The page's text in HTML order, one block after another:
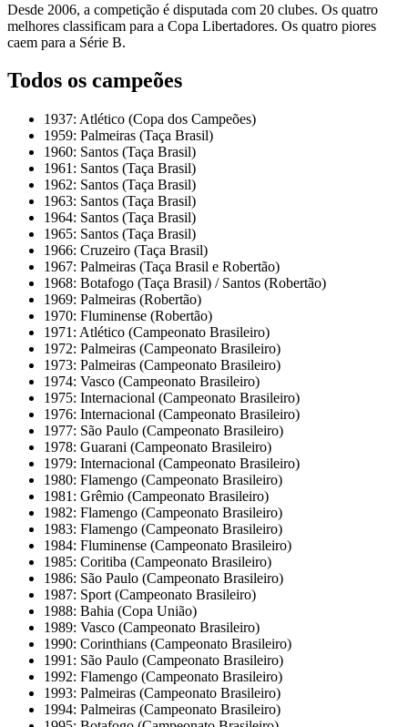
Desde 2006, a competição é disputada com 20 clubes. Os quatro
melhores classificam para a Copa Libertadores. Os quatro piores
caem para a Série B.
Todos os campeões
1937: Atlético (Copa dos Campeões)
1959: Palmeiras (Taça Brasil)
1960: Santos (Taça Brasil)
1961: Santos (Taça Brasil)
1962: Santos (Taça Brasil)
1963: Santos (Taça Brasil)
1964: Santos (Taça Brasil)
1965: Santos (Taça Brasil)
1966: Cruzeiro (Taça Brasil)
1967: Palmeiras (Taça Brasil e Robertão)
1968: Botafogo (Taça Brasil) / Santos (Robertão)
1969: Palmeiras (Robertão)
1970: Fluminense (Robertão)
1971: Atlético (Campeonato Brasileiro)
1972: Palmeiras (Campeonato Brasileiro)
1973: Palmeiras (Campeonato Brasileiro)
1974: Vasco (Campeonato Brasileiro)
1975: Internacional (Campeonato Brasileiro)
1976: Internacional (Campeonato Brasileiro)
1977: São Paulo (Campeonato Brasileiro)
1978: Guarani (Campeonato Brasileiro)
1979: Internacional (Campeonato Brasileiro)
1980: Flamengo (Campeonato Brasileiro)
1981: Grêmio (Campeonato Brasileiro)
1982: Flamengo (Campeonato Brasileiro)
1983: Flamengo (Campeonato Brasileiro)
1984: Fluminense (Campeonato Brasileiro)
1985: Coritiba (Campeonato Brasileiro)
1986: São Paulo (Campeonato Brasileiro)
1987: Sport (Campeonato Brasileiro)
1988: Bahia (Copa União)
1989: Vasco (Campeonato Brasileiro)
1990: Corinthians (Campeonato Brasileiro)
1991: São Paulo (Campeonato Brasileiro)
1992: Flamengo (Campeonato Brasileiro)
1993: Palmeiras (Campeonato Brasileiro)
1994: Palmeiras (Campeonato Brasileiro)